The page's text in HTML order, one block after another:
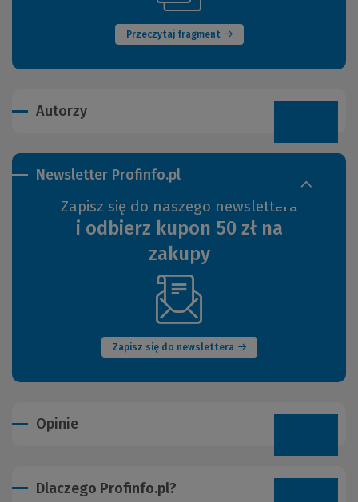
Przeczytaj fragment
okno)
innej
strony)
Autorzy
Newsletter Profinfo.pl
Zapisz się do naszego newslettera
i odbierz kupon 50 zł na
zakupy
Zapisz się do newslettera
(Nowe
okno)
Opinie
Dlaczego Profinfo.pl?